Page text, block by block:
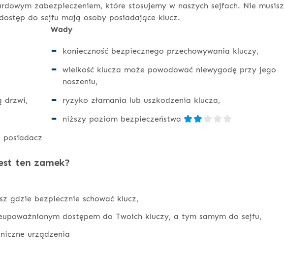
zabezpieczeniem, które stosujemy w naszych sejfach. Nie musisz
do sejfu mają osoby posiadające klucz.
drzwi,
Wady
konieczność bezpiecznego przechowywania kluczy,
wielkość klucza może powodować niewygodę przy jego
noszeniu,
ryzyko złamania lub uszkodzenia klucza,
niższy poziom bezpieczeństwa
ten zamek?
gdzie bezpiecznie schować klucz,
dostępem do Twoich kluczy, a tym samym do sejfu,
urządzenia